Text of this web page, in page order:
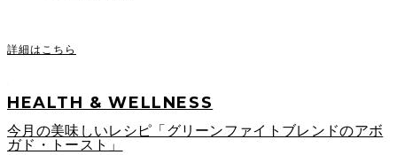
詳細はこちら
HEALTH & WELLNESS
今月の美味しいレシピ「グリーンファイトブレンドのアボ
ガド・トースト」